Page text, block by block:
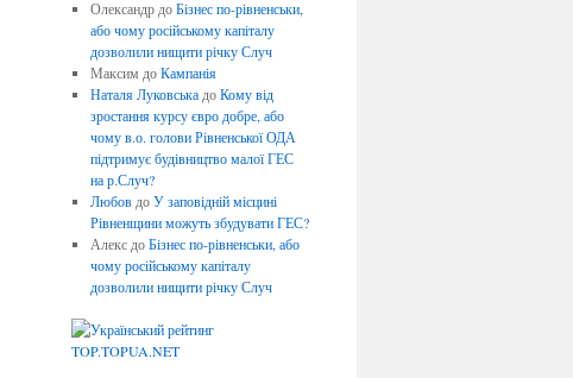
ОлександрдоБізнес по-рівненськи,
або чому російському капіталу
дозволили нищити річку Случ
Максим доКампанія
Наталя ЛуковськадоКому від
зростання курсу євро добре, або
чому в.о. голови Рівненської ОДА
підтримує будівництво малої ГЕС
на р.Случ?
ЛюбовдоУ заповідній місцині
Рівненщини можуть збудувати ГЕС?
АлексдоБізнес по-рівненськи, або
чому російському капіталу
дозволили нищити річку Случ